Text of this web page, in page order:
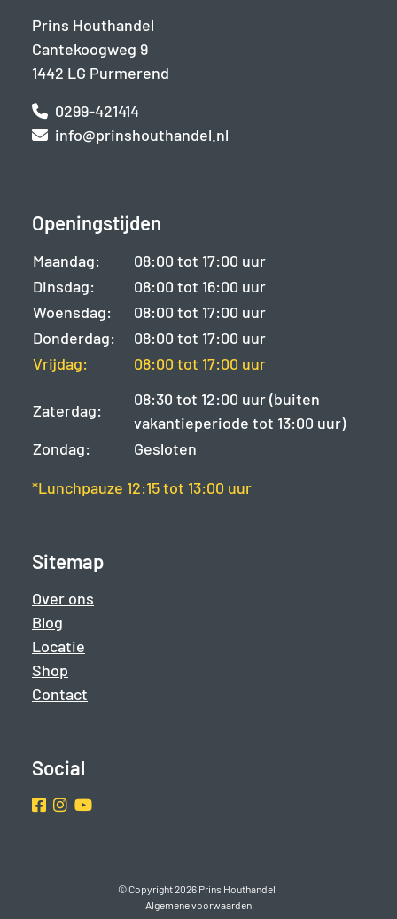
Prins Houthandel
Cantekoogweg 9
1442 LG Purmerend
0299-421414
info@prinshouthandel.nl
Openingstijden
Maandag:
08:00 tot 17:00 uur
Dinsdag:
08:00 tot 16:00 uur
Woensdag:
08:00 tot 17:00 uur
Donderdag:
08:00 tot 17:00 uur
Vrijdag:
08:00 tot 17:00 uur
Zaterdag:
08:30 tot 12:00 uur (buiten
vakantieperiode tot 13:00 uur)
Zondag:
Gesloten
*Lunchpauze 12:15 tot 13:00 uur
Sitemap
Over ons
Blog
Locatie
Shop
Contact
Social
Facebook
Instragram
Youtube
© Copyright 2026 Prins Houthandel
Algemene voorwaarden